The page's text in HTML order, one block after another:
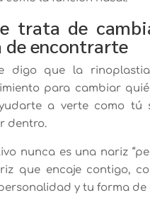
trata de
encontrarte
digo que la
para cambiar
a verte como tú
dentro.
nunca es una nariz
que encaje contigo,
y tu forma de